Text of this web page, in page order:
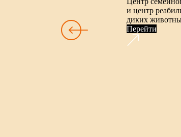
и центр
диких
Перейти